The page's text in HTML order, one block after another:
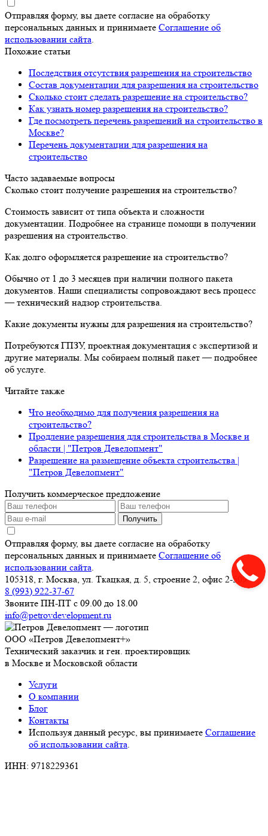
Отправляя форму, вы даете согласие на обработку
персональных данных и принимаете Соглашение об
использовании сайта
Похожие статьи
Последствия отсутствия разрешения на строительство
Состав документации для разрешения на строительство
Сколько стоит сделать разрешение на строительство?
Как узнать номер разрешения на строительство?
Где посмотреть перечень разрешений на строительство в
Москве?
Перечень документации для разрешения на
строительство
Часто задаваемые вопросы
Сколько стоит получение разрешения на строительство?
Стоимость зависит от типа объекта и сложности
документации. Подробнее на странице помощи в получении
разрешения на строительство.
Как долго оформляется разрешение на строительство?
Обычно от 1 до 3 месяцев при наличии полного пакета
документов. Наши специалисты сопровождают весь процесс
— технический надзор строительства.
Какие документы нужны для разрешения на строительство?
Потребуются ГПЗУ, проектная документация с экспертизой и
другие материалы. Мы собираем полный пакет — подробнее
об услуге.
Читайте также
Что необходимо для получения разрешения на
строительство?
Продление разрешения для строительства в Москве и
области | "Петров Девелопмент"
Разрешение на размещение объекта строительства |
"Петров Девелопмент"
Получить коммерческое предложение
Получить
Отправляя форму, вы даете согласие на обработку
персональных данных и принимаете Соглашение об
использовании сайта
105318, г. Москва, ул. Ткацкая, д. 5, строение 2, офис 2-509
8 (993) 922-37-67
Звоните ПН-ПТ с 09.00 до 18.00
info@petrovdevelopment.ru
ООО «Петров Девелопмент+»
Технический заказчик и ген. проектировщик
в Москве и Московской области
Услуги
О компании
Блог
Контакты
Используя данный ресурс, вы принимаете Соглашение
об использовании сайта
ИНН: 9718229361